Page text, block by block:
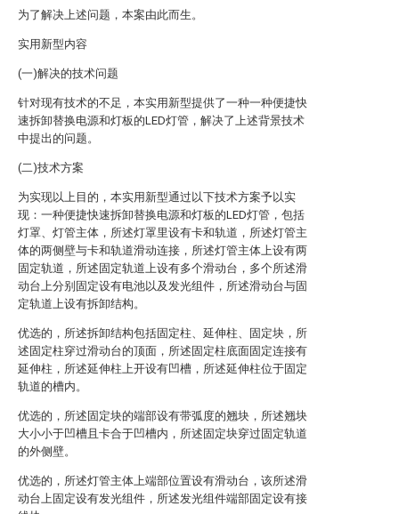
为了解决上述问题，本案由此而生。
实用新型内容
(一)解决的技术问题
针对现有技术的不足，本实用新型提供了一种一种便捷快
速拆卸替换电源和灯板的LED灯管，解决了上述背景技术
中提出的问题。
(二)技术方案
为实现以上目的，本实用新型通过以下技术方案予以实
现：一种便捷快速拆卸替换电源和灯板的LED灯管，包括
灯罩、灯管主体，所述灯罩里设有卡和轨道，所述灯管主
体的两侧壁与卡和轨道滑动连接，所述灯管主体上设有两
固定轨道，所述固定轨道上设有多个滑动台，多个所述滑
动台上分别固定设有电池以及发光组件，所述滑动台与固
定轨道上设有拆卸结构。
优选的，所述拆卸结构包括固定柱、延伸柱、固定块，所
述固定柱穿过滑动台的顶面，所述固定柱底面固定连接有
延伸柱，所述延伸柱上开设有凹槽，所述延伸柱位于固定
轨道的槽内。
优选的，所述固定块的端部设有带弧度的翘块，所述翘块
大小小于凹槽且卡合于凹槽内，所述固定块穿过固定轨道
的外侧壁。
优选的，所述灯管主体上端部位置设有滑动台，该所述滑
动台上固定设有发光组件，所述发光组件端部固定设有接